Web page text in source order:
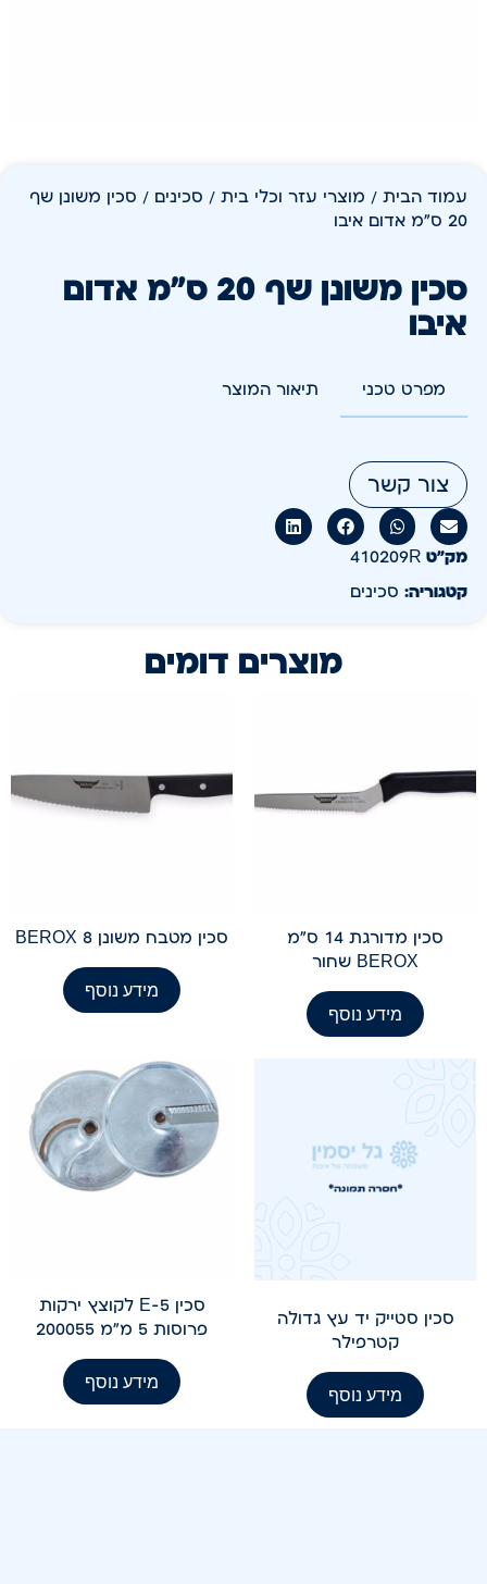
עמוד הבית / מוצרי עזר וכלי בית / סכינים / סכין משונן שף
20 ס"מ אדום איבו
סכין משונן שף 20 ס"מ אדום
איבו
מפרט טכני תיאור המוצר
צור קשר
מק״ט 410209R
קטגוריה: סכינים
מוצרים דומים
סכין מדורגת 14 ס"מ
BEROX שחור
מידע נוסף
סכין מטבח משונן 8 BEROX
מידע נוסף
סכין סטייק יד עץ גדולה
קטרפילר
מידע נוסף
סכין E-5 לקוצץ ירקות
פרוסות 5 מ"מ 200055
מידע נוסף